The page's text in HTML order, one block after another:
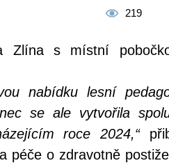
219
Zlína s místní
nabídku lesní
se ale vytvořila
roce 2024,“
péče o zdravotně